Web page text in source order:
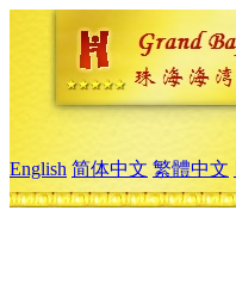
English 简体中文 繁體中文